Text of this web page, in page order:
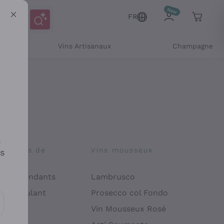
FR
Vins Artisanaux Champagne
de
Indépendants
Vins mousseux
Lambrusco
Prosecco col Fondo
Vin Mousseux Rosé
communications et des offres personnalisées